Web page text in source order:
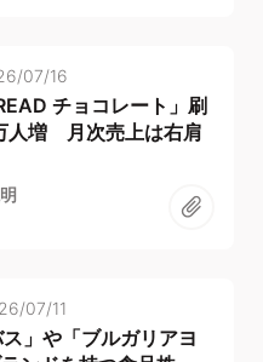
07/16
チョコレート」刷
人増 月次売上は右肩
07/11
」や「ブルガリアヨ